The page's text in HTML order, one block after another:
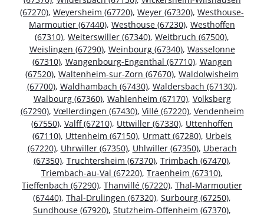
(67270), Weyersheim (67720), Weyer (67320), Westhouse-
Marmoutier (67440), Westhouse (67230), Westhoffen
(67310), Weiterswiller (67340), Weitbruch (67500),
Weislingen (67290), Weinbourg (67340), Wasselonne
(67310), Wangenbourg-Engenthal (67710), Wangen
(67520), Waltenheim-sur-Zorn (67670), Waldolwisheim
(67700), Waldhambach (67430), Waldersbach (67130),
Walbourg (67360), Wahlenheim (67170), Volksberg
(67290), Vœllerdingen (67430), Villé (67220), Vendenheim
(67550), Valff (67210), Uttwiller (67330), Uttenhoffen
(67110), Uttenheim (67150), Urmatt (67280), Urbeis
(67220), Uhrwiller (67350), Uhlwiller (67350), Uberach
(67350), Truchtersheim (67370), Trimbach (67470),
Triembach-au-Val (67220), Traenheim (67310),
Tieffenbach (67290), Thanvillé (67220), Thal-Marmoutier
(67440), Thal-Drulingen (67320), Surbourg (67250),
Sundhouse (67920), Stutzheim-Offenheim (67370),